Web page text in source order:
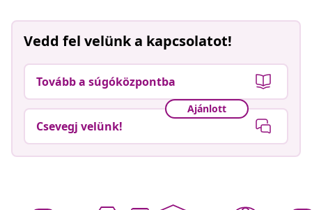
Vedd fel velünk a kapcsolatot!
Tovább a súgóközpontba
Ajánlott
Csevegj velünk!